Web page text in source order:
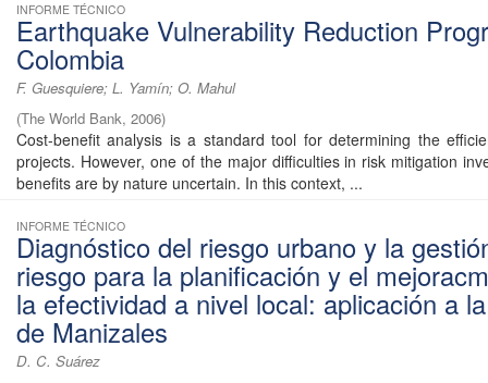
INFORME TÉCNICO
Earthquake Vulnerability Reduction
Colombia
F. Guesquiere; L. Yamín; O. Mahul
(The World Bank, 2006)
Cost-benefit analysis is a standard tool for determining the
projects. However, one of the major difficulties in risk mitigation
benefits are by nature uncertain. In this context, ...
INFORME TÉCNICO
Diagnóstico del riesgo urbano y la
riesgo para la planificación y el
la efectividad a nivel local: aplicación a
de Manizales
D. C. Suárez